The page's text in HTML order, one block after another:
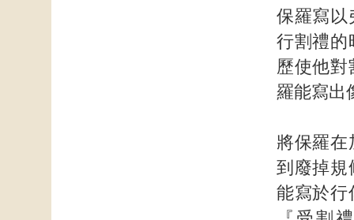
保羅寫以
行割禮的
歷使他
羅能寫出
將保羅在
到廢掉規
能寫於行